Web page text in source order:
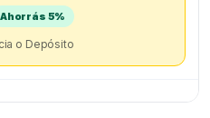
Ahorrás 5%
o Depósito